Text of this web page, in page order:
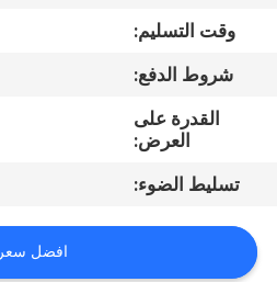
اتصل
اقتباس
وقت التسليم:
شروط الدفع:
القدرة على
العرض:
تسليط الضوء:
افضل سعر